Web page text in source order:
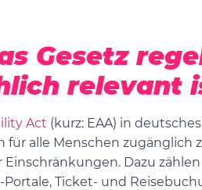
Gesetz
relevant
Act (kurz: EAA) in
alle Menschen zugänglich
Dazu
Ticket- und